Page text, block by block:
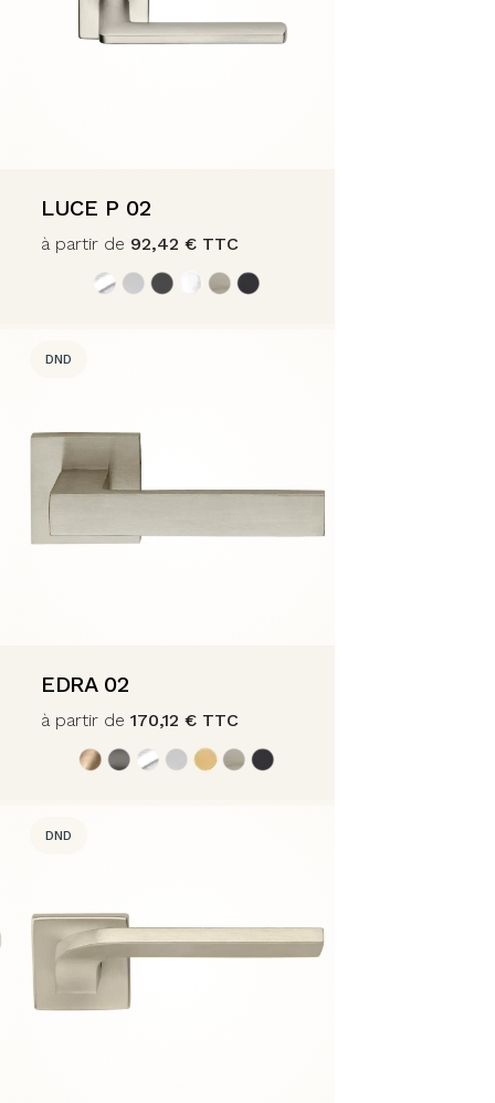
LUCE P 02
à partir de 92,42 € TTC
DND
EDRA 02
à partir de 170,12 € TTC
DND